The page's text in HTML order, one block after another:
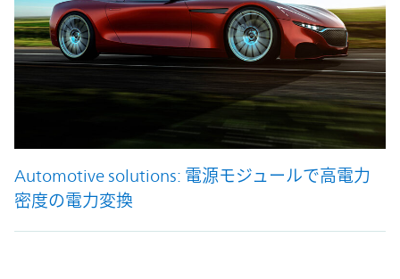
Automotive solutions: 電源モジュールで高電力
密度の電力変換